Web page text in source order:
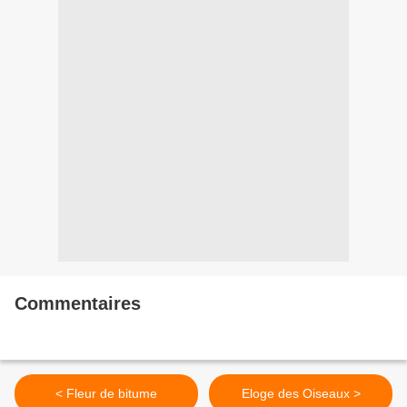
Commentaires
< Fleur de bitume Eloge des Oiseaux >